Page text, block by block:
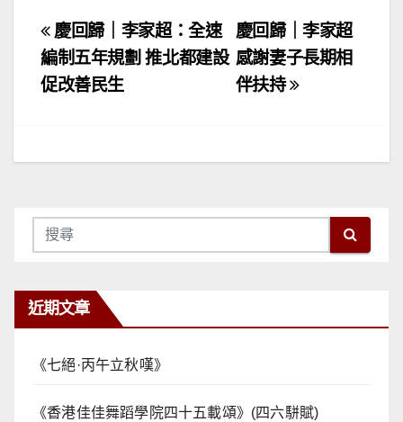
文
章
導
慶回歸｜李家超
感謝妻子長期相
伴扶持
慶回歸｜李家超：全速
編制五年規劃 推北都建設
促改善民生
近期文章
《七絕·丙午立秋嘆》
《香港佳佳舞蹈學院四十五載頌》(四六駢賦)